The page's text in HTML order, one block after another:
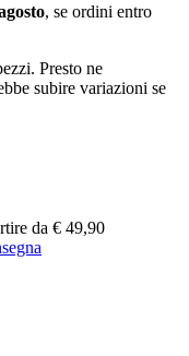
, se ordini entro
Presto ne
subire variazioni se
da € 49,90